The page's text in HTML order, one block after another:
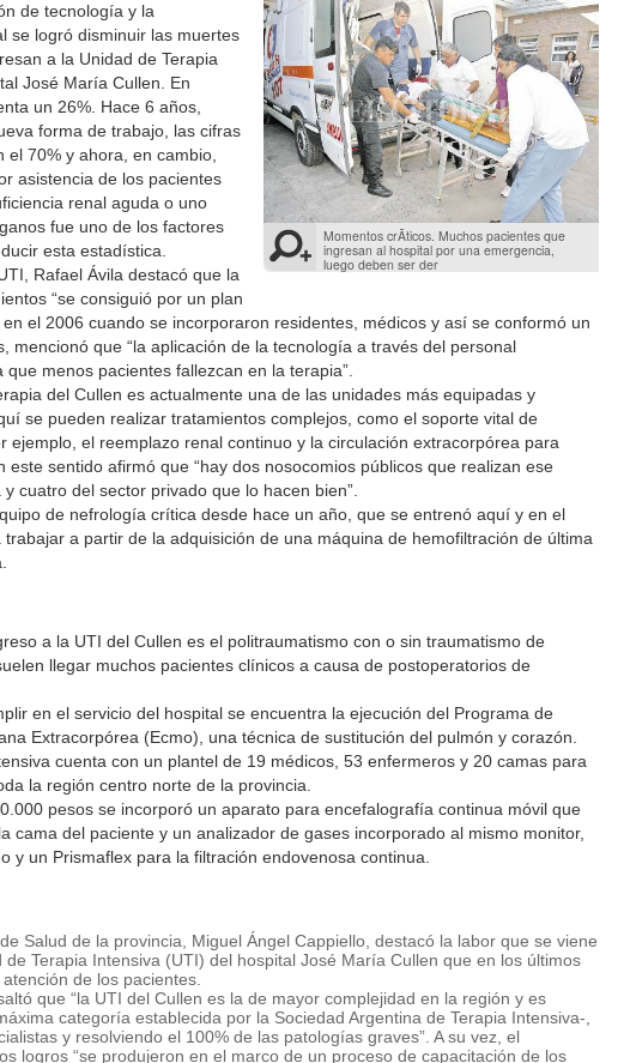
Momentos crÃ­ticos. Muchos pacientes que
ingresan al hospital por una emergencia,
luego deben ser der
de tecnología y la
se logró disminuir las muertes
a la Unidad de Terapia
José María Cullen. En
un 26%. Hace 6 años,
forma de trabajo, las cifras
el 70% y ahora, en cambio,
asistencia de los pacientes
renal aguda o uno
fue uno de los factores
esta estadística.
Rafael Ávila destacó que la
“se consiguió por un plan
el 2006 cuando se incorporaron residentes, médicos y así se conformó un
mencionó que “la aplicación de la tecnología a través del personal
menos pacientes fallezcan en la terapia”.
del Cullen es actualmente una de las unidades más equipadas y
se pueden realizar tratamientos complejos, como el soporte vital de
ejemplo, el reemplazo renal continuo y la circulación extracorpórea para
este sentido afirmó que “hay dos nosocomios públicos que realizan ese
cuatro del sector privado que lo hacen bien”.
de nefrología crítica desde hace un año, que se entrenó aquí y en el
a partir de la adquisición de una máquina de hemofiltración de última
a la UTI del Cullen es el politraumatismo con o sin traumatismo de
llegar muchos pacientes clínicos a causa de postoperatorios de
en el servicio del hospital se encuentra la ejecución del Programa de
Extracorpórea (Ecmo), una técnica de sustitución del pulmón y corazón.
cuenta con un plantel de 19 médicos, 53 enfermeros y 20 camas para
la región centro norte de la provincia.
pesos se incorporó un aparato para encefalografía continua móvil que
cama del paciente y un analizador de gases incorporado al mismo monitor,
y un Prismaflex para la filtración endovenosa continua.
Salud de la provincia, Miguel Ángel Cappiello, destacó la labor que se viene
Terapia Intensiva (UTI) del hospital José María Cullen que en los últimos
de los pacientes.
que “la UTI del Cullen es la de mayor complejidad en la región y es
categoría establecida por la Sociedad Argentina de Terapia Intensiva-,
y resolviendo el 100% de las patologías graves”. A su vez, el
logros “se produjeron en el marco de un proceso de capacitación de los